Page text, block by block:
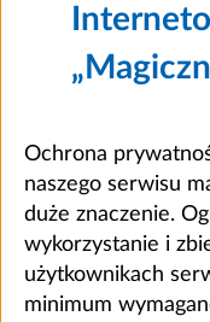
Ochrona
naszego serwisu
duże znaczenie.
wykorzystanie i
użytkownikach
minimum